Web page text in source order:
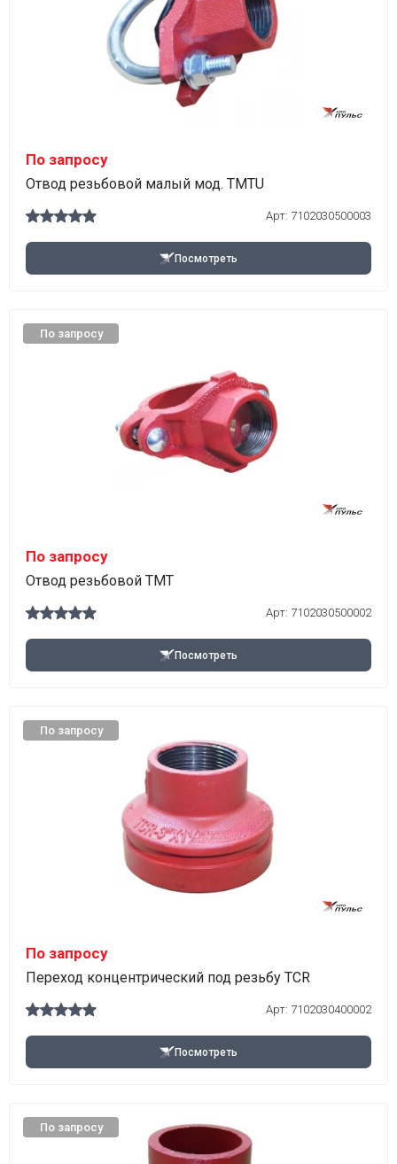
По запросу
Отвод резьбовой малый мод. TMTU
Арт: 7102030500003
Посмотреть
По запросу
По запросу
Отвод резьбовой TMT
Арт: 7102030500002
Посмотреть
По запросу
По запросу
Переход концентрический под резьбу TCR
Арт: 7102030400002
Посмотреть
По запросу